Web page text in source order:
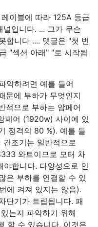
이블에 따라 125A 등급
널입니다. ... 그가 무슨
합니다 .... 댓글은 "첫 번
"섹션 아래" "로 시작됩
악하려면 예를 들어
문에 부하가 무엇인지
적으로 부하는 암페어
페어 (1920w) 사이에 있
정격의 80 %). 예를 들
조기는 일반적으로
와트이므로 모터 차
야합니다. 다양성으로 인
은 부하를 연결할 수 있
에 켜져 있지는 않음).
단기가 트립됩니다. 패
는지 파악하기 위해
할 수 있습니다. 이것은